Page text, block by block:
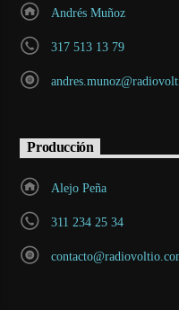
Andrés Muñoz
317 513 13 79
Producción
Alejo Peña
311 234 25 34